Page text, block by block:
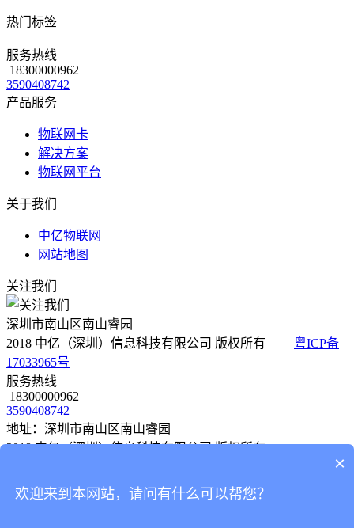
热门标签
服务热线
18300000962
3590408742
产品服务
物联网卡
解决方案
物联网平台
关于我们
中亿物联网
网站地图
关注我们
深圳市南山区南山睿园
2018 中亿（深圳）信息科技有限公司 版权所有 粤ICP备
17033965号
服务热线
18300000962
3590408742
地址：深圳市南山区南山睿园
2018 中亿（深圳）信息科技有限公司 版权所有
×
欢迎来到本网站，请问有什么可以帮您？